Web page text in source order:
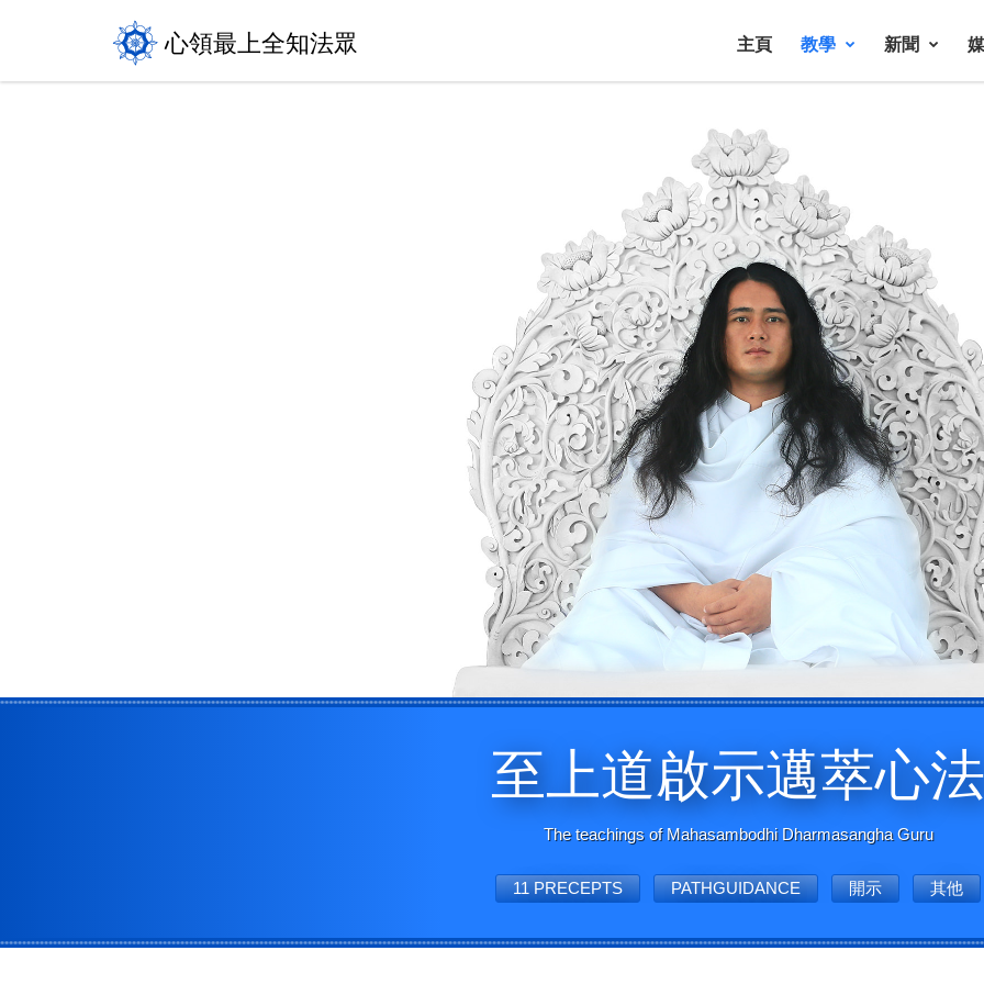
心領最上全知法眾 主頁 教學 新聞
至上道啟示邁萃心法
The teachings of Mahasambodhi Dharmasangha Guru
11 PRECEPTS PATHGUIDANCE 開示 其他